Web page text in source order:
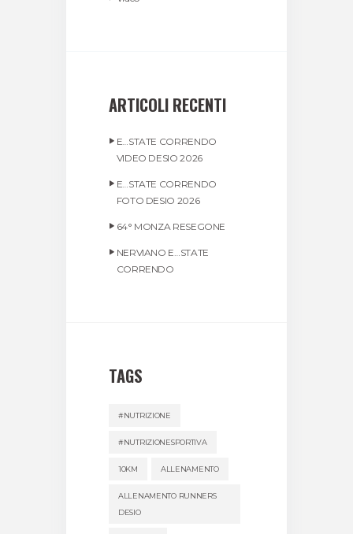
ARTICOLI RECENTI
E…STATE CORRENDO
VIDEO DESIO 2026
E…STATE CORRENDO
FOTO DESIO 2026
64° MONZA RESEGONE
NERVIANO E…STATE
CORRENDO
TAGS
#NUTRIZIONE
#NUTRIZIONESPORTIVA
10KM ALLENAMENTO
ALLENAMENTO RUNNERS
DESIO